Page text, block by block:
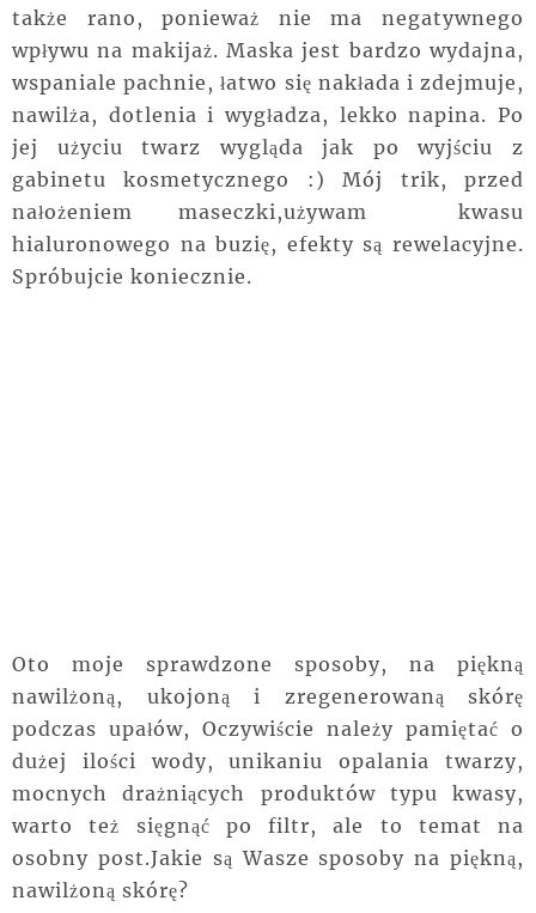
także rano, ponieważ nie ma negatywnego
wpływu na makijaż. Maska jest bardzo wydajna,
wspaniale pachnie, łatwo się nakłada i zdejmuje,
nawilża, dotlenia i wygładza, lekko napina. Po
jej użyciu twarz wygląda jak po wyjściu z
gabinetu kosmetycznego :) Mój trik, przed
nałożeniem maseczki,używam kwasu
hialuronowego na buzię, efekty są rewelacyjne.
Spróbujcie koniecznie.
Oto moje sprawdzone sposoby, na piękną
nawilżoną, ukojoną i zregenerowaną skórę
podczas upałów, Oczywiście należy pamiętać o
dużej ilości wody, unikaniu opalania twarzy,
mocnych drażniących produktów typu kwasy,
warto też sięgnąć po filtr, ale to temat na
osobny post.Jakie są Wasze sposoby na piękną,
nawilżoną skórę?